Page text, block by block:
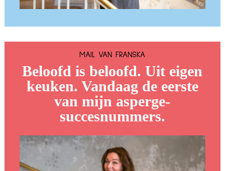
MAIL VAN FRANSKA
Beloofd is beloofd. Uit eigen
keuken. Vandaag de eerste
van mijn asperge-
succesnummers.